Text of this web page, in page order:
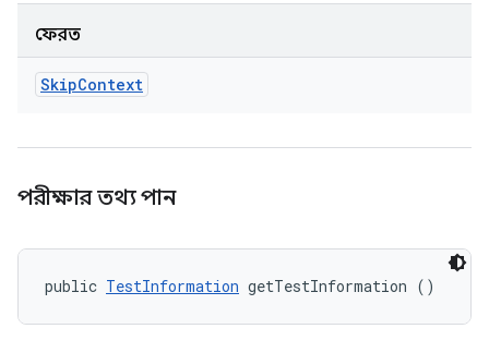
ফেরত
SkipContext
পরীক্ষার তথ্য পান
public TestInformation getTestInformation ()